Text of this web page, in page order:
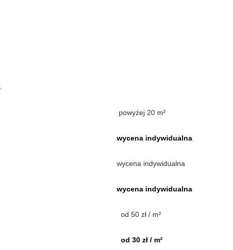
powyżej 20 m²
wycena indywidualna
wycena indywidualna
wycena indywidualna
od 50 zł / m²
od 30 zł / m²